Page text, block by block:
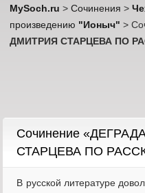
MySoch.ru >Сочинения >
произведению "Ионыч" >
ДМИТРИЯ СТАРЦЕВА ПО
Cочинение
СТАРЦЕВА ПО
В русской литературе